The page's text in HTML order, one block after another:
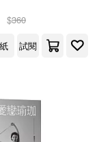
$360
紙
試閱